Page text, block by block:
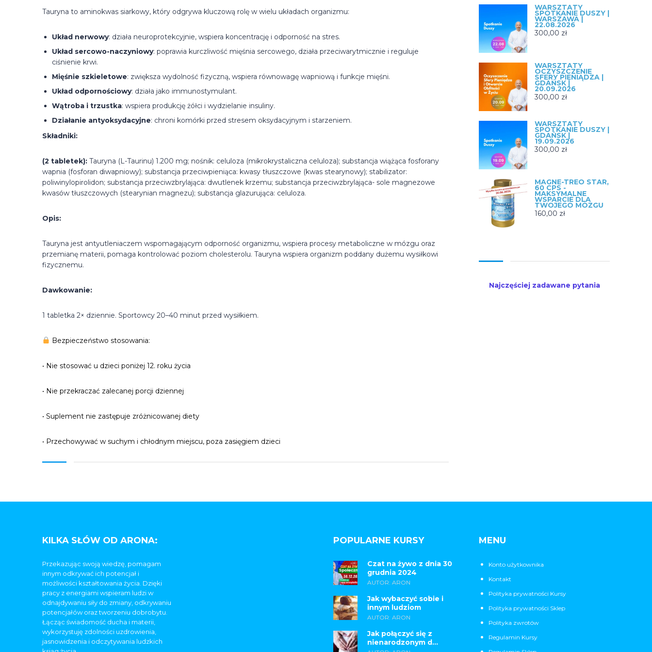
Tauryna to aminokwas siarkowy, który odgrywa kluczową rolę w wielu układach organizmu:
Układ nerwowy: działa neuroprotekcyjnie, wspiera koncentrację i odporność na stres.
Układ sercowo-naczyniowy: poprawia kurczliwość mięśnia sercowego, działa przeciwarytmicznie i reguluje
ciśnienie krwi.
Mięśnie szkieletowe: zwiększa wydolność fizyczną, wspiera równowagę wapniową i funkcje mięśni.
Układ odpornościowy: działa jako immunostymulant.
Wątroba i trzustka: wspiera produkcję żółci i wydzielanie insuliny.
Działanie antyoksydacyjne: chroni komórki przed stresem oksydacyjnym i starzeniem.
Składniki:
(2 tabletek): Tauryna (L-Taurinu) 1.200 mg; nośnik: celuloza (mikrokrystaliczna celuloza); substancja wiążąca fosforany
wapnia (fosforan diwapniowy); substancja przeciwpieniąca: kwasy tłuszczowe (kwas stearynowy); stabilizator:
poliwinylopirolidon; substancja przeciwzbrylająca: dwutlenek krzemu; substancja przeciwzbrylająca- sole magnezowe
kwasów tłuszczowych (stearynian magnezu); substancja glazurująca: celuloza.
Opis:
Tauryna jest antyutleniaczem wspomagającym odporność organizmu, wspiera procesy metaboliczne w mózgu oraz
przemianę materii, pomaga kontrolować poziom cholesterolu. Tauryna wspiera organizm poddany dużemu wysiłkowi
fizycznemu.
Dawkowanie:
1 tabletka 2× dziennie. Sportowcy 20–40 minut przed wysiłkiem.
Bezpieczeństwo stosowania:
• Nie stosować u dzieci poniżej 12. roku życia
• Nie przekraczać zalecanej porcji dziennej
• Suplement nie zastępuje zróżnicowanej diety
• Przechowywać w suchym i chłodnym miejscu, poza zasięgiem dzieci
WARSZTATY
SPOTKANIE DUSZY |
WARSZAWA |
22.08.2026
300,00 zł
WARSZTATY
OCZYSZCZENIE
SFERY PIENIĄDZA |
GDAŃSK |
20.09.2026
300,00 zł
WARSZTATY
SPOTKANIE DUSZY |
GDAŃSK |
19.09.2026
300,00 zł
MAGNE-TREO STAR,
60 CPS -
MAKSYMALNE
WSPARCIE DLA
TWOJEGO MÓZGU
160,00 zł
Najczęściej zadawane pytania
KILKA SŁÓW OD ARONA:
Przekazując swoją wiedzę, pomagam
innym odkrywać ich potencjał i
możliwości kształtowania życia. Dzięki
pracy z energiami wspieram ludzi w
odnajdywaniu siły do zmiany, odkrywaniu
potencjałów oraz tworzeniu dobrobytu.
Łącząc świadomość ducha i materii,
wykorzystuję zdolności uzdrowienia,
jasnowidzenia i odczytywania ludzkich
POPULARNE KURSY
Czat na żywo z dnia 30
grudnia 2024
AUTOR: ARON
Jak wybaczyć sobie i
innym ludziom
AUTOR: ARON
Jak połączyć się z
nienarodzonym d...
MENU
Konto użytkownika
Kontakt
Polityka prywatności Kursy
Polityka prywatności Sklep
Polityka zwrotów
Regulamin Kursy